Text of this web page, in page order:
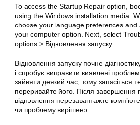
To access the Startup Repair option,
using the Windows installation media.
choose your language preferences and
your computer option. Next, select
options > Відновлення запуску.
Відновлення запуску почне
і спробує виправити виявлені
зайняти деякий час, тому запасіться
переривайте його. Після завершення
відновлення перезавантажте
чи проблему вирішено.